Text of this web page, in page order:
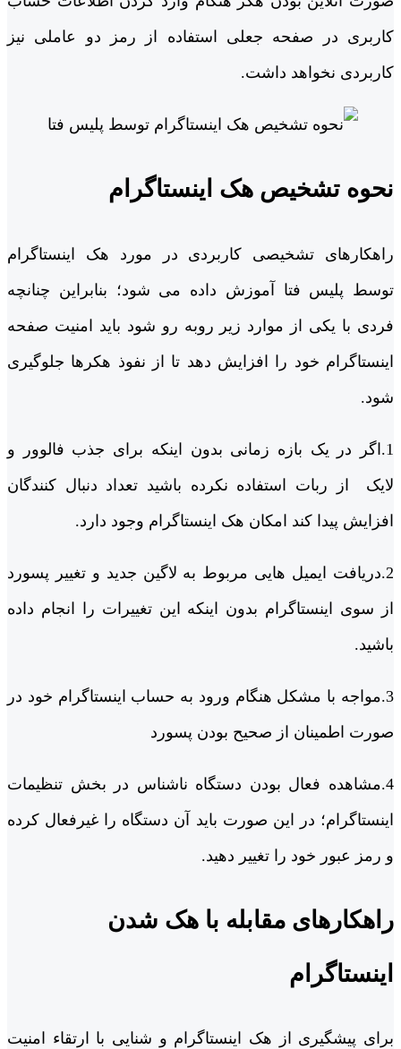
کاربری در صفحه جعلی استفاده از رمز دو عاملی نیز
کاربردی نخواهد داشت.
نحوه تشخیص هک اینستاگرام
راهکارهای تشخیصی کاربردی در مورد هک اینستاگرام
توسط پلیس فتا آموزش داده می شود؛ بنابراین چنانچه
فردی با یکی از موارد زیر روبه رو شود باید امنیت صفحه
اینستاگرام خود را افزایش دهد تا از نفوذ هکرها جلوگیری
شود.
1.اگر در یک بازه زمانی بدون اینکه برای جذب فالوور و
لایک از ربات استفاده نکرده باشید تعداد دنبال کنندگان
افزایش پیدا کند امکان هک اینستاگرام وجود دارد.
2.دریافت ایمیل هایی مربوط به لاگین جدید و تغییر پسورد
از سوی اینستاگرام بدون اینکه این تغییرات را انجام داده
باشید.
3.مواجه با مشکل هنگام ورود به حساب اینستاگرام خود در
صورت اطمینان از صحیح بودن پسورد
4.مشاهده فعال بودن دستگاه ناشناس در بخش تنظیمات
اینستاگرام؛ در این صورت باید آن دستگاه را غیرفعال کرده
و رمز عبور خود را تغییر دهید.
راهکارهای مقابله با هک شدن
اینستاگرام
برای پیشگیری از هک اینستاگرام و شنایی با ارتقاء امنیت